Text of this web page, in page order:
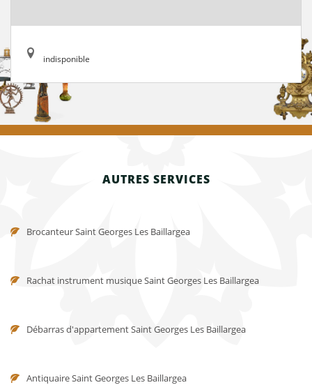
indisponible
AUTRES SERVICES
Brocanteur Saint Georges Les Baillargea
Rachat instrument musique Saint Georges Les Baillargea
Débarras d'appartement Saint Georges Les Baillargea
Antiquaire Saint Georges Les Baillargea